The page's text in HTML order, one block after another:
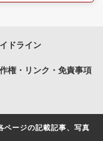
ドライン
権・リンク・免責事項
ページの記載記事、写真